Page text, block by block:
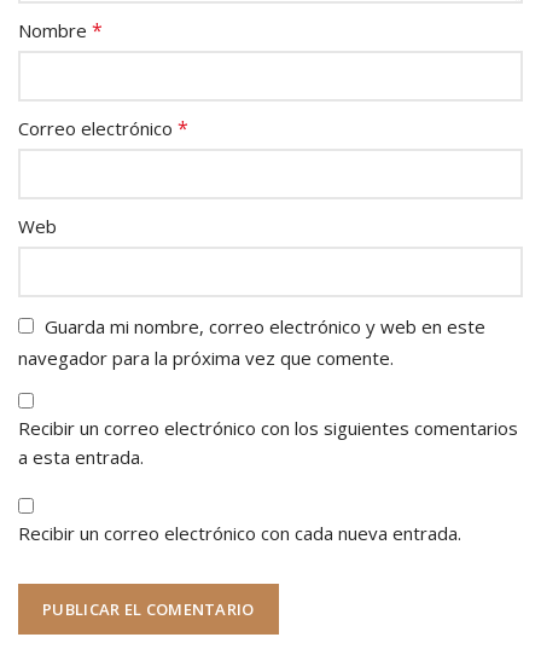
Nombre *
Correo electrónico *
Web
Guarda mi nombre, correo electrónico y web en este
navegador para la próxima vez que comente.
Recibir un correo electrónico con los siguientes comentarios
a esta entrada.
Recibir un correo electrónico con cada nueva entrada.